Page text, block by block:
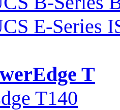
E-Series
T
T140